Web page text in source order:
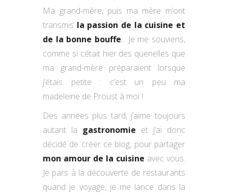
Ma grand-mère, puis ma mère m’ont
transmis la passion de la cuisine et
de la bonne bouffe : Je me souviens,
comme si cétait hier des quenelles que
ma grand-mère préparaient lorsque
j’étais petite : c’est un peu ma
madeleine de Proust à moi !
Des années plus tard, j’aime toujours
autant la gastronomie et j’ai donc
décidé de créer ce blog, pour partager
mon amour de la cuisine avec vous.
Je pars à la découverte de restaurants
quand je voyage, je me lance dans la